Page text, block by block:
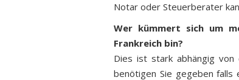
Notar oder Steuerberater
Wer kümmert sich um
Frankreich bin?
Dies ist stark abhängig
benötigen Sie gegeben falls